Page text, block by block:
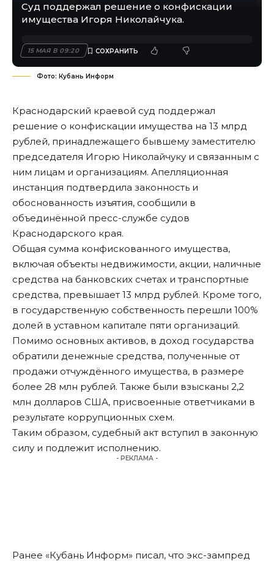
Суд поддержал решение о конфискации
имущества Игоря Николайчука.
15 МАЯ В 09:20
Фото: Кубань Информ
Краснодарский краевой суд поддержал
решение о конфискации имущества на 13 млрд
рублей, принадлежащего бывшему заместителю
председателя Игорю Николайчуку и связанным с
ним лицам и организациям. Апелляционная
инстанция подтвердила законность и
обоснованность изъятия, сообщили в
объединённой пресс-службе судов
Краснодарского края.
Общая сумма конфискованного имущества,
включая объекты недвижимости, акции, наличные
средства на банковских счетах и транспортные
средства, превышает 13 млрд рублей. Кроме того,
в государственную собственность перешли 100%
долей в уставном капитале пяти организаций.
Помимо основных активов, в доход государства
обратили денежные средства, полученные от
продажи отчуждённого имущества, в размере
более 28 млн рублей. Также были взысканы 2,2
млн долларов США, присвоенные ответчиками в
результате коррупционных схем.
Таким образом, судебный акт вступил в законную
силу и подлежит исполнению.
- РЕКЛАМА -
Ранее «Кубань Информ» писал, что экс-зампред